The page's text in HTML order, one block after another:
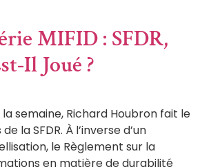
MIFID : SFDR,
Il Joué ?
semaine, Richard Houbron fait le
la SFDR. À l’inverse d’un
le Règlement sur la
en matière de durabilité